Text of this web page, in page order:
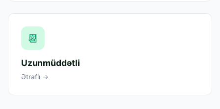
📆
Uzunmüddətli
Ətraflı →